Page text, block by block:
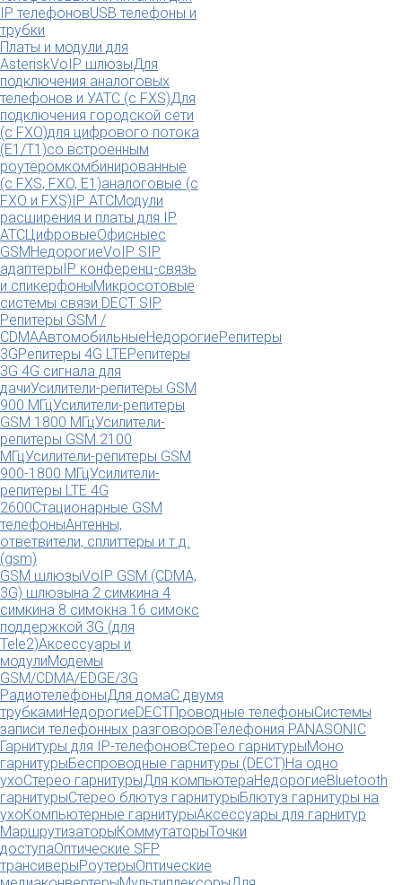
IP телефоновUSB телефоны и
трубки
Платы и модули для
AsteriskVoIP шлюзыДля
подключения аналоговых
телефонов и УАТС (с FXS)Для
подключения городской сети
(с FXO)для цифрового потока
(E1/T1)со встроенным
роутеромкомбинированные
(c FXS, FXO, E1)аналоговые (с
FXO и FXS)IP АТСМодули
расширения и платы для IP
АТСЦифровыеОфисныес
GSMНедорогиеVoIP SIP
адаптерыIP конференц-связь
и спикерфоныМикросотовые
системы связи DECT SIP
Репитеры GSM /
CDMAАвтомобильныеНедорогиеРепитеры
3GРепитеры 4G LTEРепитеры
3G 4G сигнала для
дачиУсилители-репитеры GSM
900 МГцУсилители-репитеры
GSM 1800 МГцУсилители-
репитеры GSM 2100
МГцУсилители-репитеры GSM
900-1800 МГцУсилители-
репитеры LTE 4G
2600Стационарные GSM
телефоныАнтенны,
ответвители, сплиттеры и т.д.
(gsm)
GSM шлюзыVoIP GSM (CDMA,
3G) шлюзына 2 симкина 4
симкина 8 симокна 16 симокс
поддержкой 3G (для
Tele2)Аксессуары и
модулиМодемы
GSM/CDMA/EDGE/3G
РадиотелефоныДля домаС двумя
трубкамиНедорогиеDECTПроводные телефоныСистемы
записи телефонных разговоровТелефония PANASONIC
Гарнитуры для IP-телефоновСтерео гарнитурыМоно
гарнитурыБеспроводные гарнитуры (DECT)На одно
ухоСтерео гарнитурыДля компьютераНедорогиеBluetooth
гарнитурыСтерео блютуз гарнитурыБлютуз гарнитуры на
ухоКомпьютерные гарнитурыАксессуары для гарнитур
МаршрутизаторыКоммутаторыТочки
доступаОптические SFP
трансиверыРоутерыОптические